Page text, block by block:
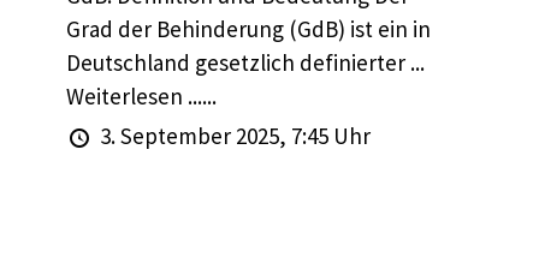
Grad der Behinderung (GdB) ist ein in
Deutschland gesetzlich definierter ...
Weiterlesen ......
3. September 2025, 7:45 Uhr